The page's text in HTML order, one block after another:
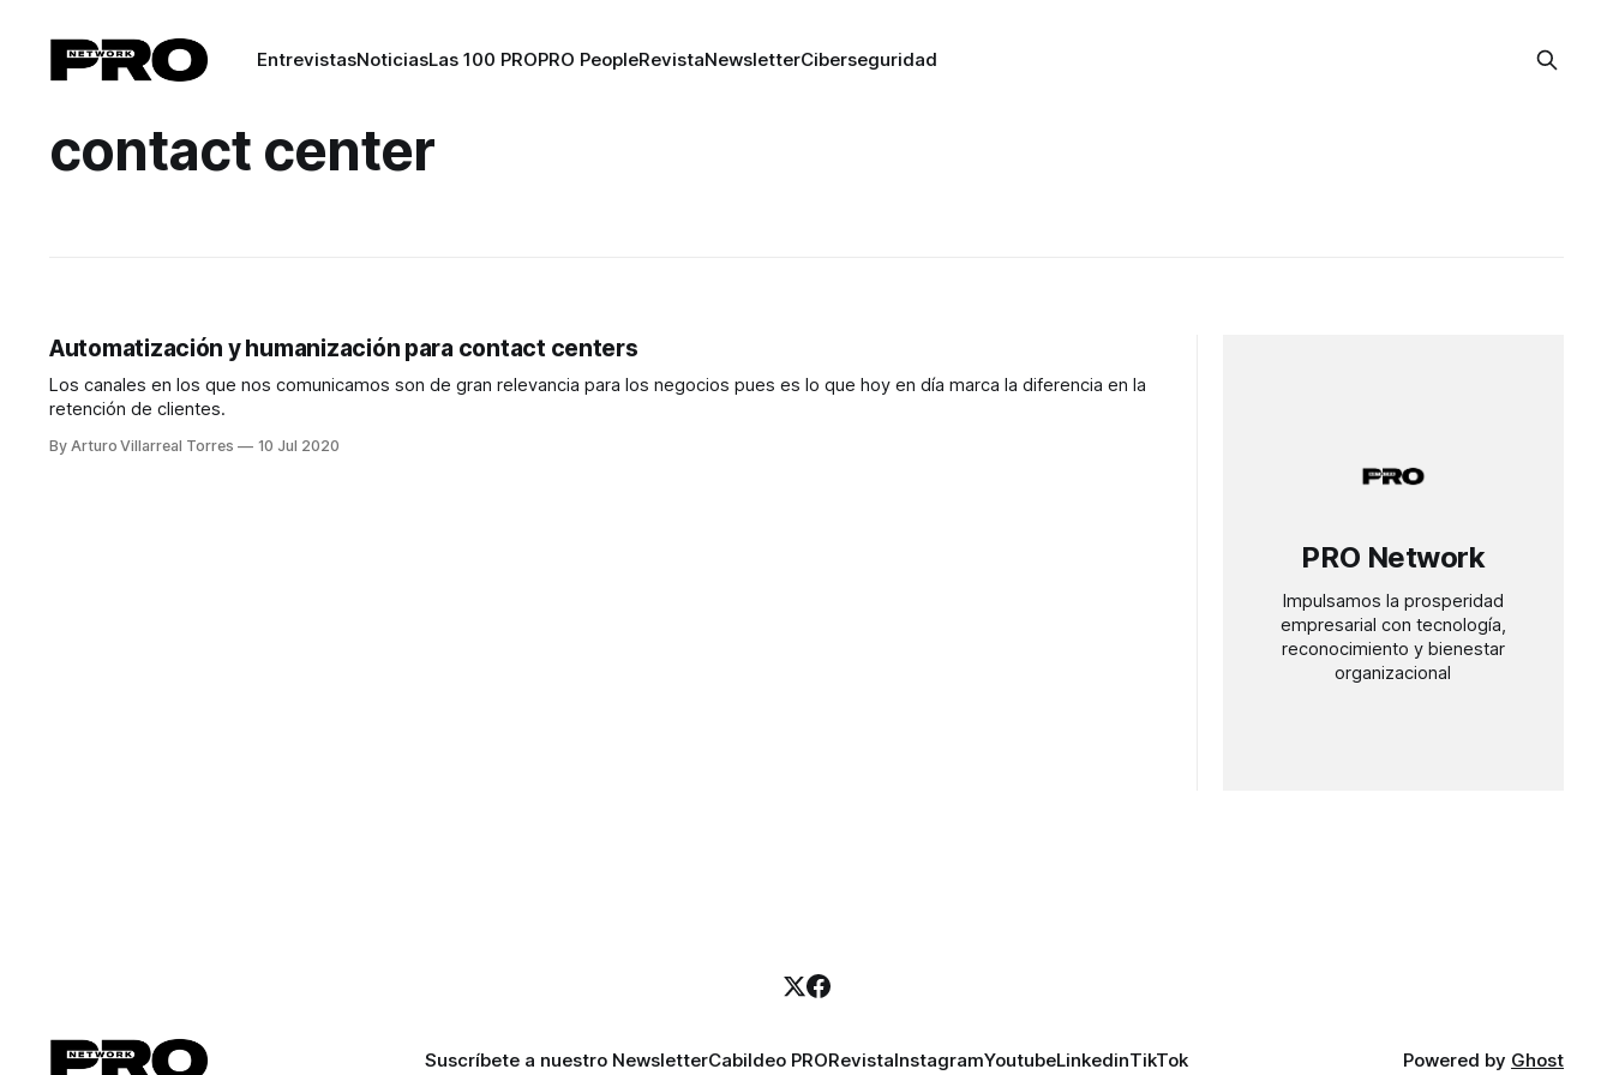
EntrevistasNoticiasLas 100 PROPRO PeopleRevistaNewsletterCiberseguridad
contact center
Automatización y humanización para contact centers
Los canales en los que nos comunicamos son de gran relevancia para los negocios pues es lo que hoy en día marca la diferencia en la
retención de clientes.
By Arturo Villarreal Torres 10 Jul 2020
PRO Network
Impulsamos la prosperidad
empresarial con tecnología,
reconocimiento y bienestar
organizacional
Suscríbete a nuestro NewsletterCabildeo PRORevistaInstagramYoutubeLinkedinTikTok Powered by Ghost